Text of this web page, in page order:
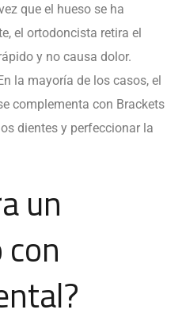
que el hueso se ha
el ortodoncista retira el
y no causa dolor.
la mayoría de los casos, el
complementa con Brackets
dientes y perfeccionar la
un